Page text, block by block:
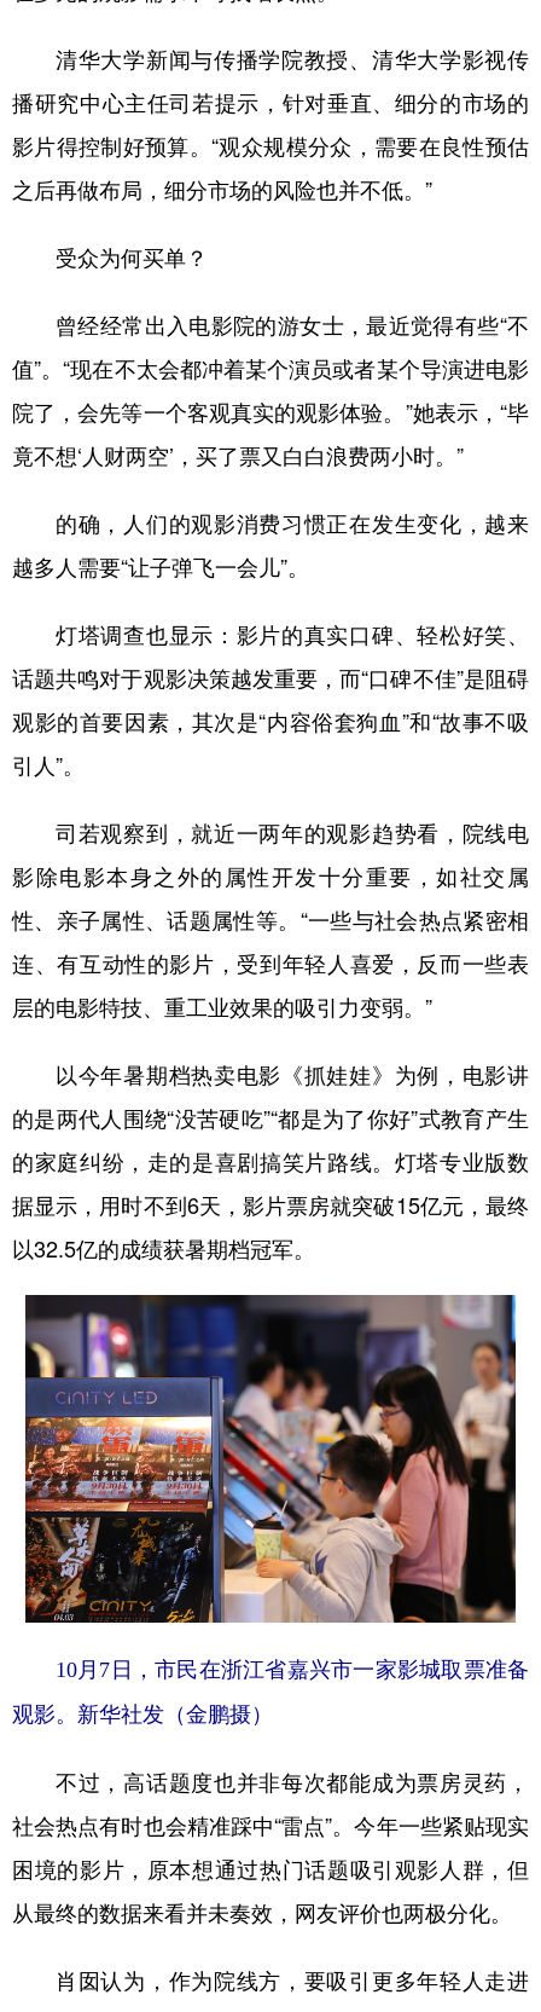
清华大学新闻与传播学院教授、清华大学影视传
播研究中心主任司若提示，针对垂直、细分的市场的
影片得控制好预算。“观众规模分众，需要在良性预估
之后再做布局，细分市场的风险也并不低。”
受众为何买单？
曾经经常出入电影院的游女士，最近觉得有些“不
值”。“现在不太会都冲着某个演员或者某个导演进电影
院了，会先等一个客观真实的观影体验。”她表示，“毕
竟不想‘人财两空’，买了票又白白浪费两小时。”
的确，人们的观影消费习惯正在发生变化，越来
越多人需要“让子弹飞一会儿”。
灯塔调查也显示：影片的真实口碑、轻松好笑、
话题共鸣对于观影决策越发重要，而“口碑不佳”是阻碍
观影的首要因素，其次是“内容俗套狗血”和“故事不吸
引人”。
司若观察到，就近一两年的观影趋势看，院线电
影除电影本身之外的属性开发十分重要，如社交属
性、亲子属性、话题属性等。“一些与社会热点紧密相
连、有互动性的影片，受到年轻人喜爱，反而一些表
层的电影特技、重工业效果的吸引力变弱。”
以今年暑期档热卖电影《抓娃娃》为例，电影讲
的是两代人围绕“没苦硬吃”“都是为了你好”式教育产生
的家庭纠纷，走的是喜剧搞笑片路线。灯塔专业版数
据显示，用时不到6天，影片票房就突破15亿元，最终
以32.5亿的成绩获暑期档冠军。
10月7日，市民在浙江省嘉兴市一家影城取票准备
观影。新华社发（金鹏摄）
不过，高话题度也并非每次都能成为票房灵药，
社会热点有时也会精准踩中“雷点”。今年一些紧贴现实
困境的影片，原本想通过热门话题吸引观影人群，但
从最终的数据来看并未奏效，网友评价也两极分化。
肖囡认为，作为院线方，要吸引更多年轻人走进